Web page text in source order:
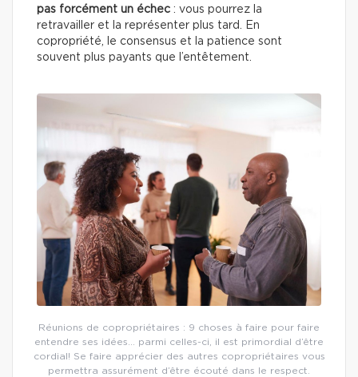
pas forcément un échec : vous pourrez la
retravailler et la représenter plus tard. En
copropriété, le consensus et la patience sont
souvent plus payants que l’entêtement.
Réunions de copropriétaires : 9 choses à faire pour faire
entendre ses idées… parmi celles-ci, il est primordial d’être
cordial! Se faire apprécier des autres copropriétaires vous
permettra assurément d’être écouté dans le respect.